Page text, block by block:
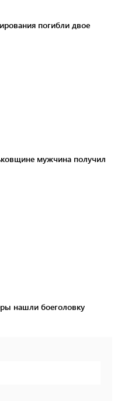
погибли двое
мужчина получил
нашли боеголовку